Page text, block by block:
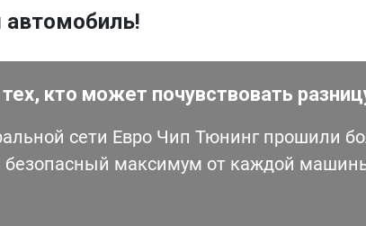
автомобиль!
кто может почувствовать
сети Евро Чип Тюнинг прошили
безопасный максимум от каждой